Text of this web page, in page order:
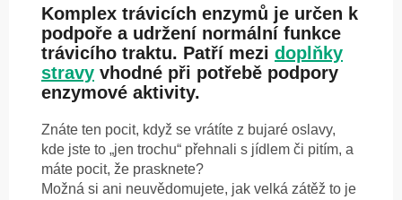
Komplex trávicích enzymů je určen k
podpoře a udržení normální funkce
trávicího traktu. Patří mezi doplňky
stravy vhodné při potřebě podpory
enzymové aktivity.
Znáte ten pocit, když se vrátíte z bujaré oslavy,
kde jste to „jen trochu“ přehnali s jídlem či pitím, a
máte pocit, že prasknete?
Možná si ani neuvědomujete, jak velká zátěž to je